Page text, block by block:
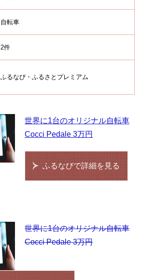
自転車
2件
ふるなび・ふるさとプレミアム
世界に1台のオリジナル自転車
Cocci Pedale 3万円
ふるなびで詳細を見る
世界に1台のオリジナル自転車
Cocci Pedale 3万円